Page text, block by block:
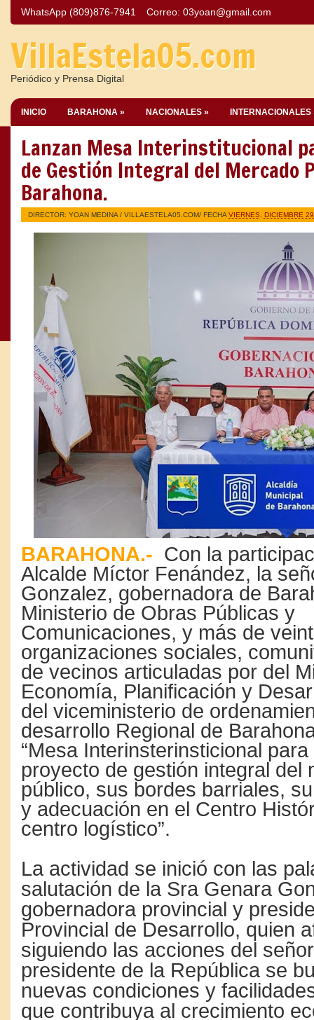
WhatsApp (809)876-7941 Correo: 03yoan@gmail.com
VillaEstela05.com
Periódico y Prensa Digital
INICIO BARAHONA » NACIONALES » INTERNACIONALES
Lanzan Mesa Interinstitucional
de Gestión Integral del Mercado
Barahona.
DIRECTOR: YOAN MEDINA / VILLAESTELA05.COM/ FECHA VIERNES, DICIEMBRE
BARAHONA.- Con la
Alcalde Míctor Fenández, la
Gonzalez, gobernadora de
Ministerio de Obras Públicas y
Comunicaciones, y más de
organizaciones sociales,
de vecinos articuladas por del
Economía, Planificación y
del viceministerio de
desarrollo Regional de
“Mesa Interinsterinsticional
proyecto de gestión integral del
público, sus bordes barriales,
y adecuación en el Centro
centro logístico”.
La actividad se inició con las
salutación de la Sra Genara
gobernadora provincial y
Provincial de Desarrollo, quien
siguiendo las acciones del
presidente de la República se
nuevas condiciones y
que contribuya al crecimiento